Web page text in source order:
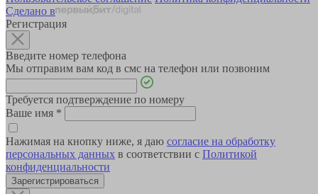
Сделано в
Регистрация
Введите номер телефона
Мы отправим вам код в смс на телефон или позвоним
Требуется подтверждение по номеру
Ваше имя *
Нажимая на кнопку ниже, я даю согласие на обработку
персональных данных в соответствии с Политикой
конфиденциальности
Зарегистрироваться